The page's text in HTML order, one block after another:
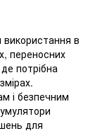
використання в
переносних
потрібна
і безпечним
для